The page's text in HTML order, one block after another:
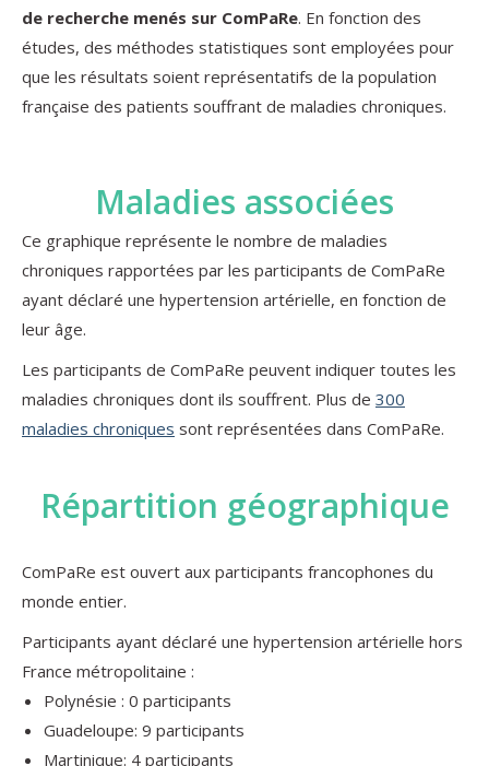
de recherche menés sur ComPaRe. En fonction des
études, des méthodes statistiques sont employées pour
que les résultats soient représentatifs de la population
française des patients souffrant de maladies chroniques.
Maladies associées
Ce graphique représente le nombre de maladies
chroniques rapportées par les participants de ComPaRe
ayant déclaré une hypertension artérielle, en fonction de
leur âge.
Les participants de ComPaRe peuvent indiquer toutes les
maladies chroniques dont ils souffrent. Plus de 300
maladies chroniques sont représentées dans ComPaRe.
Répartition géographique
ComPaRe est ouvert aux participants francophones du
monde entier.
Participants ayant déclaré une hypertension artérielle hors
France métropolitaine :
Polynésie : 0 participants
Guadeloupe: 9 participants
Martinique: 4 participants